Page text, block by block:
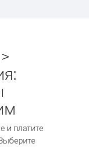
и платите